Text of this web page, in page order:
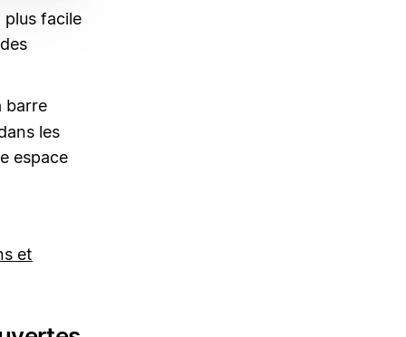
plus facile
barre
les
espace
et